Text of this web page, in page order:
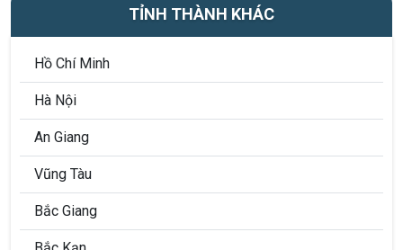
Quận 11
Quận 12
Quận Phú Nhuận
Quận Bình Thạnh
Quận Tân Bình
TỈNH THÀNH KHÁC
Hồ Chí Minh
Hà Nội
An Giang
Vũng Tàu
Bắc Giang